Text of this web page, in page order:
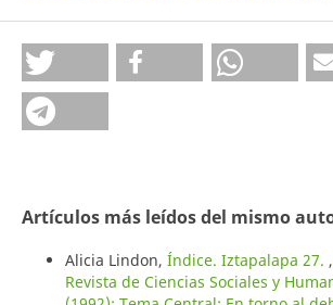
Artículos más leídos del mismo
Alicia Lindon, Índice. Iztapalapa 27. ,
Revista de Ciencias Sociales y